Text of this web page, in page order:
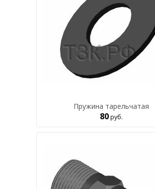
Пружина тарельчатая
80руб.